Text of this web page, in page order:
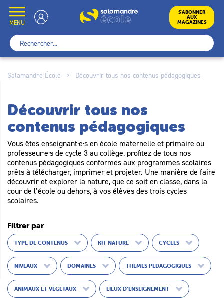
content
MENU
École S’ABONNER
AUX
MAGAZINES
Rechercher :
Salamandre École > Découvrir tous nos contenus pédagogiques
Découvrir tous nos
contenus pédagogiques
Vous êtes enseignant·e·s en école maternelle et primaire ou
professeur·e·s de cycle 3 au collège, profitez de tous nos
contenus pédagogiques conformes aux programmes scolaires
prêts à télécharger, imprimer et projeter. Une manière de faire
découvrir et explorer la nature, que ce soit en classe, dans la
cour de l’école ou dehors, à vos élèves des trois cycles
scolaires.
Filtrer par
TYPE DE CONTENUS KIT NATURE CYCLES
NIVEAUX DOMAINES THÈMES PÉDAGOGIQUES
ANIMAUX ET VÉGÉTAUX LIEUX D’ENSEIGNEMENT